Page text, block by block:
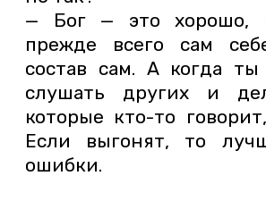
— Бог — это хорошо,
прежде всего сам
состав сам. А когда
слушать других и
которые кто-то
Если выгонят, то
ошибки.